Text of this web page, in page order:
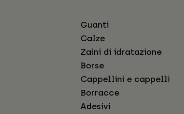
Guanti
Calze
Zaini di idratazione
Borse
Cappellini e cappelli
Borracce
Adesivi